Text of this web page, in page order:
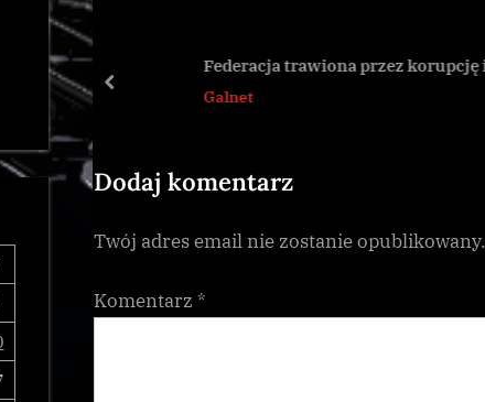
s
s
:
Federacja trawiona przez korupcję i spiski
prev
Dodaj komentarz
Twój adres email nie zostanie opublikowany.
Komentarz *